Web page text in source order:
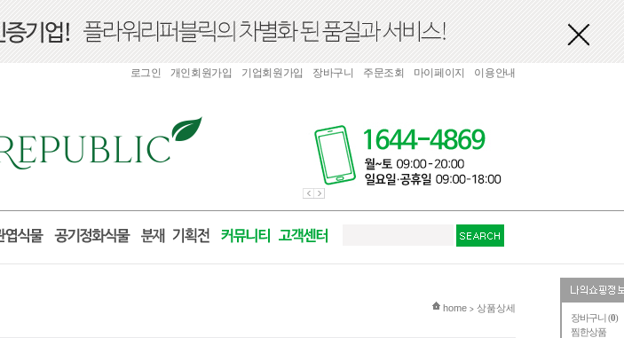
장바구니 (0)
찜한상품
로그인 개인회원가입 기업회원가입 장바구니 주문조회 마이페이지 이용안내
현재 위치
home > 상품상세